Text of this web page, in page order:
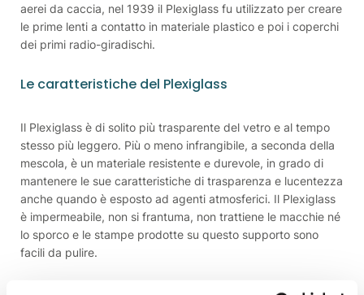
aerei da caccia, nel 1939 il Plexiglass fu utilizzato per creare
le prime lenti a contatto in materiale plastico e poi i coperchi
dei primi radio-giradischi.
Le caratteristiche del Plexiglass
Il Plexiglass è di solito più trasparente del vetro e al tempo
stesso più leggero. Più o meno infrangibile, a seconda della
mescola, è un materiale resistente e durevole, in grado di
mantenere le sue caratteristiche di trasparenza e lucentezza
anche quando è esposto ad agenti atmosferici. Il Plexiglass
è impermeabile, non si frantuma, non trattiene le macchie né
lo sporco e le stampe prodotte su questo supporto sono
facili da pulire.